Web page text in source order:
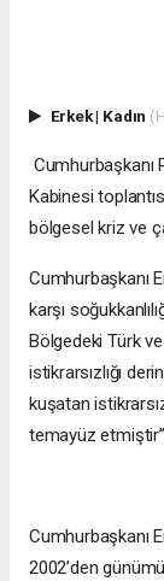
Erkek| Kadın
Cumhurbaşkanı
Kabinesi
bölgesel kriz ve
Cumhurbaşkanı
karşı
Bölgedeki Türk
istikrarsızlığı
kuşatan
temayüz
Cumhurbaşkanı
2002’den